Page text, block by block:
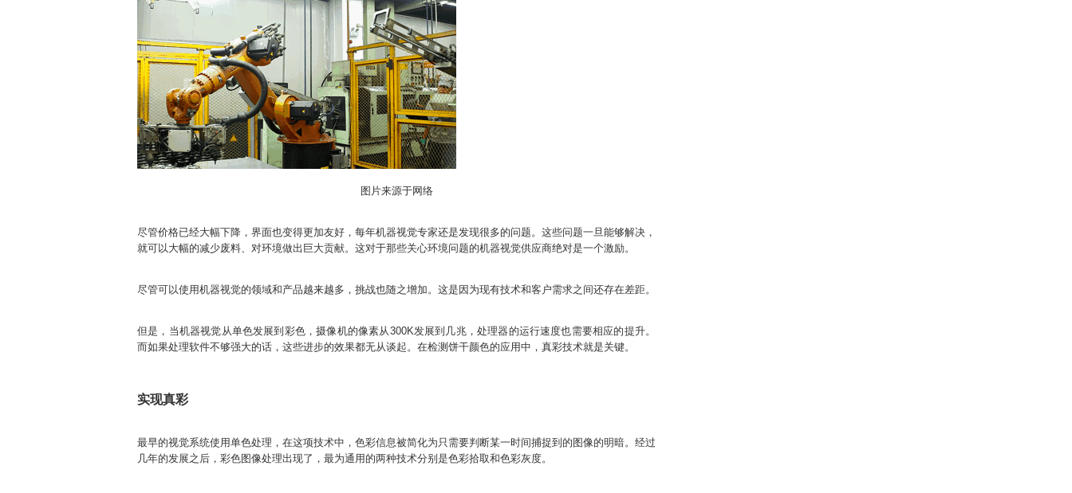
图片来源于网络
尽管价格已经大幅下降，界面也变得更加友好，每年机器视觉专家还是发现很多的问题。这些问题一旦能够解决，
就可以大幅的减少废料、对环境做出巨大贡献。这对于那些关心环境问题的机器视觉供应商绝对是一个激励。
尽管可以使用机器视觉的领域和产品越来越多，挑战也随之增加。这是因为现有技术和客户需求之间还存在差距。
但是，当机器视觉从单色发展到彩色，摄像机的像素从300K发展到几兆，处理器的运行速度也需要相应的提升。
而如果处理软件不够强大的话，这些进步的效果都无从谈起。在检测饼干颜色的应用中，真彩技术就是关键。
实现真彩
最早的视觉系统使用单色处理，在这项技术中，色彩信息被简化为只需要判断某一时间捕捉到的图像的明暗。经过
几年的发展之后，彩色图像处理出现了，最为通用的两种技术分别是色彩拾取和色彩灰度。